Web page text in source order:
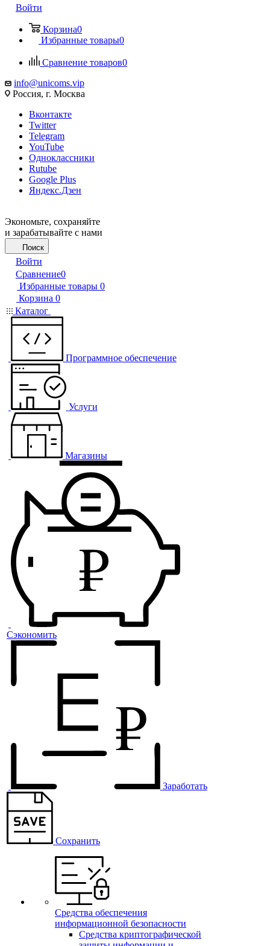
Войти
Корзина0
Избранные товары0
Сравнение товаров0
info@unicoms.vip
Россия, г. Москва
Вконтакте
Twitter
Telegram
YouTube
Одноклассники
Rutube
Google Plus
Яндекс.Дзен
Экономьте, сохраняйте
и зарабатывайте с нами
Поиск
Войти
Сравнение0
Избранные товары 0
Корзина 0
Каталог
Программное обеспечение
Услуги
Магазины
Сэкономить
Заработать
Сохранить
Средства обеспечения
информационной безопасности
Средства криптографической